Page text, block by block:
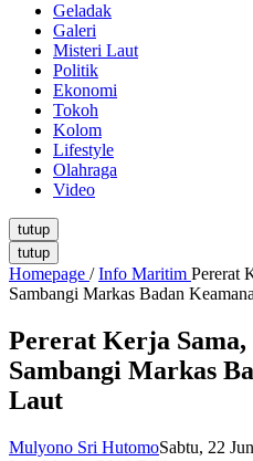
Geladak
Galeri
Misteri Laut
Politik
Ekonomi
Tokoh
Kolom
Lifestyle
Olahraga
Video
tutup
tutup
Homepage / Info Maritim Pererat
Sambangi Markas Badan
Pererat Kerja
Sambangi Markas
Laut
Mulyono Sri HutomoSabtu, 22